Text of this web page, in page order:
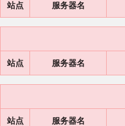
站点 服务器名
站点 服务器名
站点 服务器名